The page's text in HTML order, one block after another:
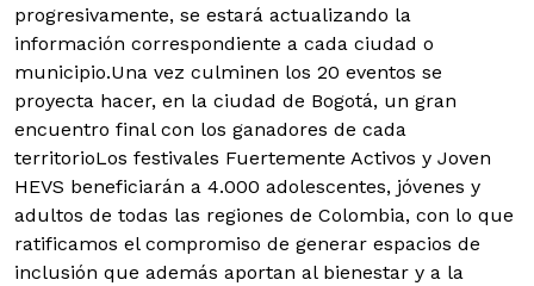
progresivamente, se estará actualizando la
información correspondiente a cada ciudad o
municipio.Una vez culminen los 20 eventos se
proyecta hacer, en la ciudad de Bogotá, un gran
encuentro final con los ganadores de cada
territorioLos festivales Fuertemente Activos y Joven
HEVS beneficiarán a 4.000 adolescentes, jóvenes y
adultos de todas las regiones de Colombia, con lo que
ratificamos el compromiso de generar espacios de
inclusión que además aportan al bienestar y a la